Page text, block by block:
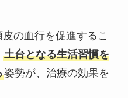
の血行を促進するこ
土台となる生活習慣を
姿勢が、治療の効果を